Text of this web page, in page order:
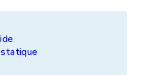
la vis sans fin de